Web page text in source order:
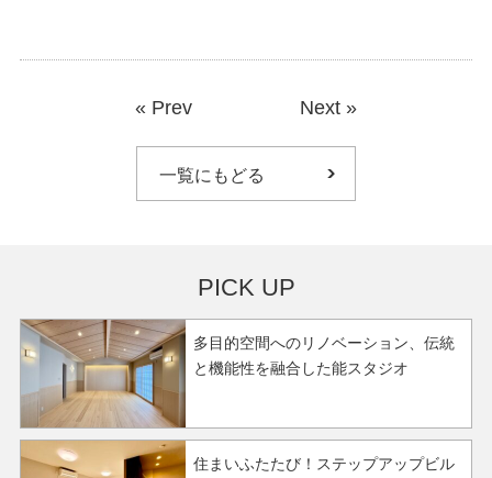
« Prev Next »
一覧にもどる
PICK UP
多目的空間へのリノベーション、伝統
と機能性を融合した能スタジオ
住まいふたたび！ステップアップビル